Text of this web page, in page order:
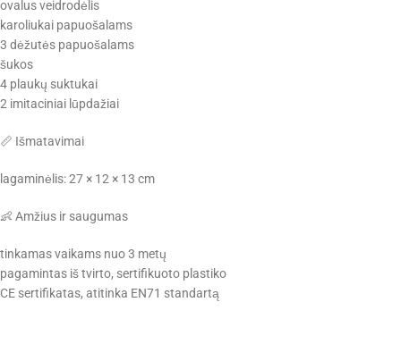
ovalus veidrodėlis
karoliukai papuošalams
3 dėžutės papuošalams
šukos
4 plaukų suktukai
2 imitaciniai lūpdažiai
📏 Išmatavimai
lagaminėlis: 27 × 12 × 13 cm
👶 Amžius ir saugumas
tinkamas vaikams nuo 3 metų
pagamintas iš tvirto, sertifikuoto plastiko
CE sertifikatas, atitinka EN71 standartą